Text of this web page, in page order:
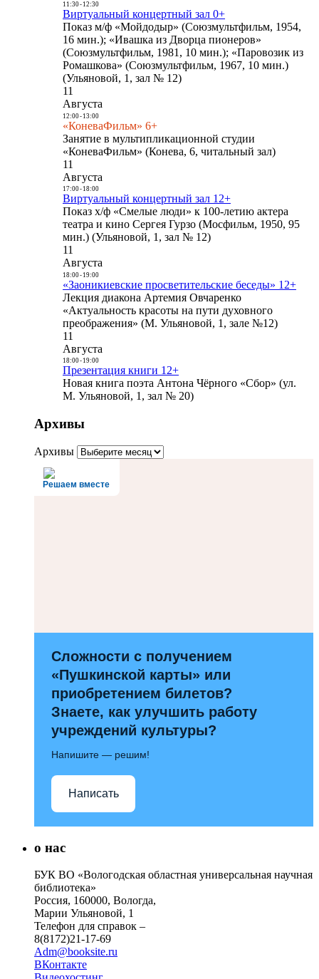
11:30- 12:30
Виртуальный концертный зал 0+
Показ м/ф «Мойдодыр» (Союзмультфильм, 1954,
16 мин.); «Ивашка из Дворца пионеров»
(Союзмультфильм, 1981, 10 мин.); «Паровозик из
Ромашкова» (Союзмультфильм, 1967, 10 мин.)
(Ульяновой, 1, зал № 12)
11
Августа
12:00- 13:00
«КоневаФильм» 6+
Занятие в мультипликационной студии
«КоневаФильм» (Конева, 6, читальный зал)
11
Августа
17:00- 18:00
Виртуальный концертный зал 12+
Показ х/ф «Смелые люди» к 100-летию актера
театра и кино Сергея Гурзо (Мосфильм, 1950, 95
мин.) (Ульяновой, 1, зал № 12)
11
Августа
18:00- 19:00
«Заоникиевские просветительские беседы» 12+
Лекция диакона Артемия Овчаренко
«Актуальность красоты на пути духовного
преображения» (М. Ульяновой, 1, зале №12)
11
Августа
18:00- 19:00
Презентация книги 12+
Новая книга поэта Антона Чёрного «Сбор» (ул.
М. Ульяновой, 1, зал № 20)
Архивы
Архивы
Решаем вместе
Сложности с получением
«Пушкинской карты» или
приобретением билетов?
Знаете, как улучшить работу
учреждений культуры?
Напишите — решим!
Написать
о нас
БУК ВО «Вологодская областная универсальная научная
библиотека»
Россия, 160000, Вологда,
Марии Ульяновой, 1
Телефон для справок –
8(8172)21-17-69
Adm@booksite.ru
ВКонтакте